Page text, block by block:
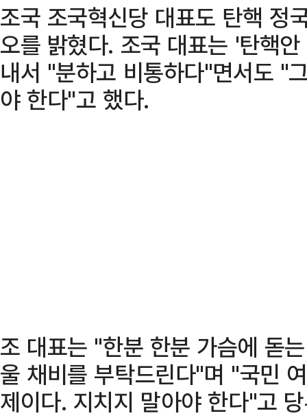
조국 조국혁신당 대표도 탄핵 정
오를 밝혔다. 조국 대표는 '탄핵
내서 "분하고 비통하다"면서도 "
야 한다"고 했다.
조 대표는 "한분 한분 가슴에 돋
울 채비를 부탁드린다"며 "국민
제이다. 지치지 말아야 한다"고